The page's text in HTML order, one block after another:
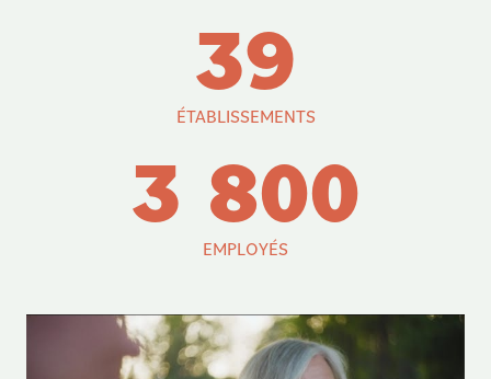
39
ÉTABLISSEMENTS
3 800
EMPLOYÉS